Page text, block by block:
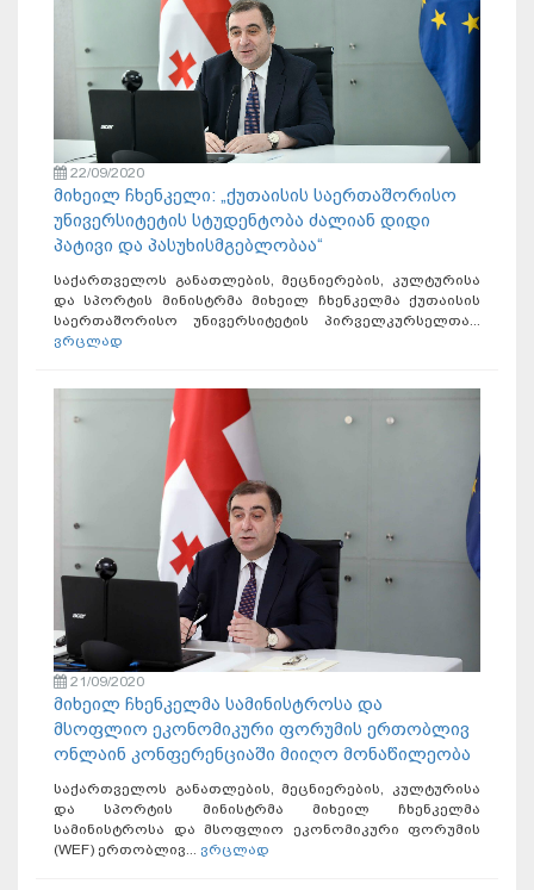
22/09/2020
მიხეილ ჩხენკელი: „ქუთაისის საერთაშორისო
უნივერსიტეტის სტუდენტობა ძალიან დიდი
პატივი და პასუხისმგებლობაა“
საქართველოს განათლების, მეცნიერების, კულტურისა
და სპორტის მინისტრმა მიხეილ ჩხენკელმა ქუთაისის
საერთაშორისო უნივერსიტეტის პირველკურსელთა...
ვრცლად
21/09/2020
მიხეილ ჩხენკელმა სამინისტროსა და
მსოფლიო ეკონომიკური ფორუმის ერთობლივ
ონლაინ კონფერენციაში მიიღო მონაწილეობა
საქართველოს განათლების, მეცნიერების, კულტურისა
და სპორტის მინისტრმა მიხეილ ჩხენკელმა
სამინისტროსა და მსოფლიო ეკონომიკური ფორუმის
(WEF) ერთობლივ... ვრცლად